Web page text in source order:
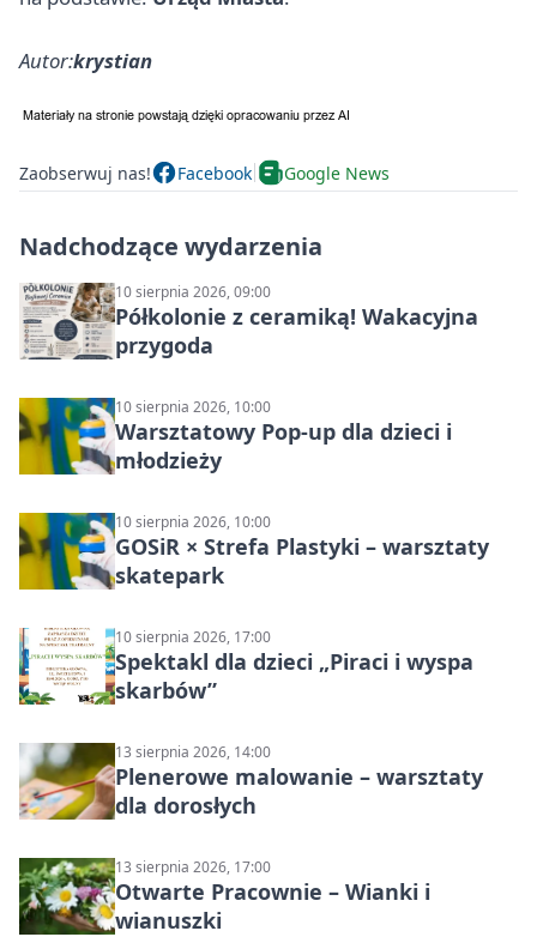
Autor:krystian
Zaobserwuj nas! Facebook Google News
Nadchodzące wydarzenia
10 sierpnia 2026, 09:00
Półkolonie z ceramiką! Wakacyjna
przygoda
10 sierpnia 2026, 10:00
Warsztatowy Pop-up dla dzieci i
młodzieży
10 sierpnia 2026, 10:00
GOSiR × Strefa Plastyki – warsztaty
skatepark
10 sierpnia 2026, 17:00
Spektakl dla dzieci „Piraci i wyspa
skarbów”
13 sierpnia 2026, 14:00
Plenerowe malowanie – warsztaty
dla dorosłych
13 sierpnia 2026, 17:00
Otwarte Pracownie – Wianki i
wianuszki